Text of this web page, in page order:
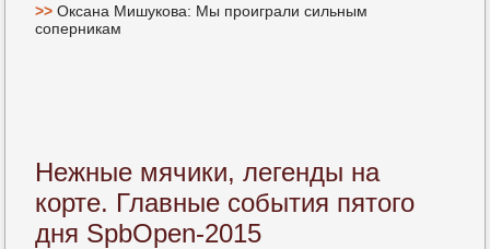
>>Оксана Мишукова: Мы проиграли сильным
соперникам
Нежные мячики, легенды на
корте. Главные события пятого
дня SpbOpen-2015